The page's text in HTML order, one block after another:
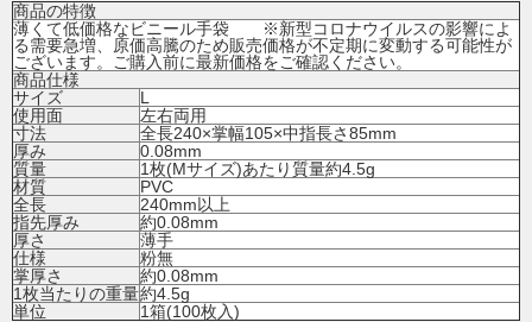
商品の特徴
薄くて低価格なビニール手袋 ※新型コロナウイルスの影響によ
る需要急増、原価高騰のため販売価格が不定期に変動する可能性が
ございます。ご購入前に最新価格をご確認ください。
商品仕様
サイズ
L
使用面
左右両用
寸法
全長240×掌幅105×中指長さ85mm
厚み
0.08mm
質量
1枚(Mサイズ)あたり質量約4.5g
材質
PVC
全長
240mm以上
指先厚み
約0.08mm
厚さ
薄手
仕様
粉無
掌厚さ
約0.08mm
1枚当たりの重量約4.5g
単位
1箱(100枚入)